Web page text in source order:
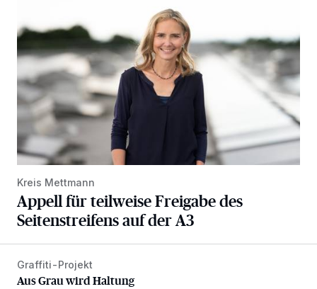
Kreis Mettmann
Appell für teilweise Freigabe des
Seitenstreifens auf der A3
Aus Grau wird Haltung
Graffiti-Projekt
Aus Grau wird Haltung